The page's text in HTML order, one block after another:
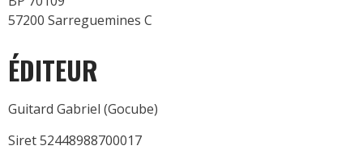
57200 Sarreguemines C
ÉDITEUR
Guitard Gabriel (Gocube)
Siret 52448988700017